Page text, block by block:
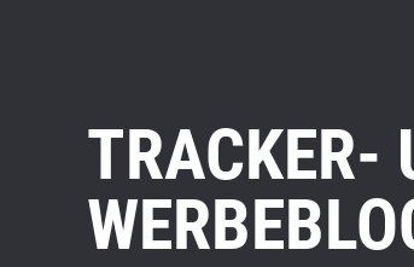
TRACKER-